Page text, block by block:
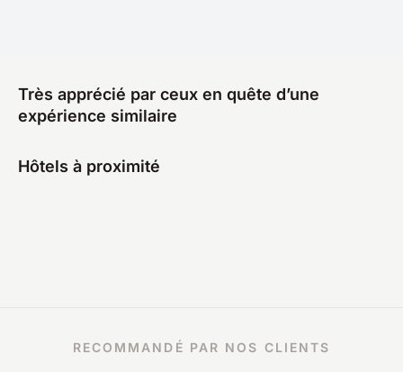
Très apprécié par ceux en quête d’une
expérience similaire
Hôtels à proximité
RECOMMANDÉ PAR NOS CLIENTS